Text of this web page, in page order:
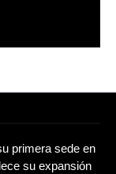
primera sede en
su expansión